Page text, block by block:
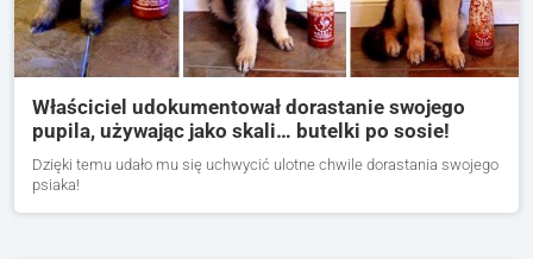
Właściciel udokumentował dorastanie swojego
pupila, używając jako skali… butelki po sosie!
Dzięki temu udało mu się uchwycić ulotne chwile dorastania swojego
psiaka!